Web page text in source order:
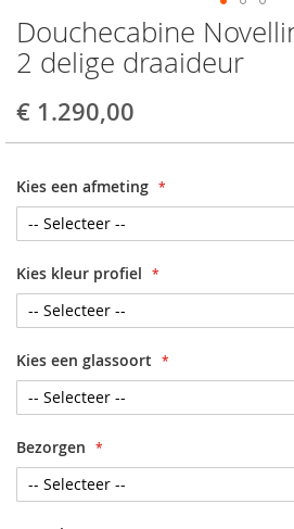
Douchecabine
2 delige draaideur
€ 1.290,00
Kies een afmeting
Kies kleur profiel
Kies een glassoort
Bezorgen
Skip
to
the
of
gallery